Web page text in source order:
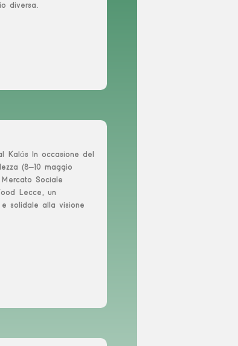
diversa.
Kalós In occasione del
(8–10 maggio
Sociale
Lecce, un
solidale alla visione